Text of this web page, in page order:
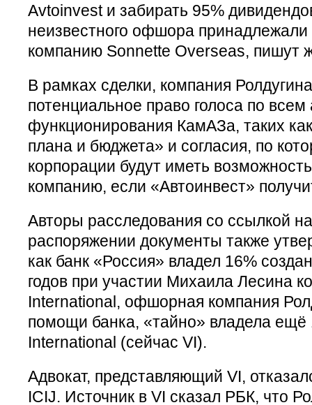
Avtoinvest и забирать 95%
неизвестного офшора принадлежали
компанию Sonnette Overseas, пишут
В рамках сделки, компания
потенциальное право голоса по всем
функционирования КамАЗа, таких
плана и бюджета» и согласия, по
корпорации будут иметь
компанию, если «Автоинвест»
Авторы расследования со ссылкой
распоряжении документы также
как банк «Россия» владел 16%
годов при участии Михаила Лесина
International, офшорная компания
помощи банка, «тайно» владела ещё
International (сейчас VI).
Адвокат, представляющий VI,
ICIJ. Источник в VI сказал РБК, что